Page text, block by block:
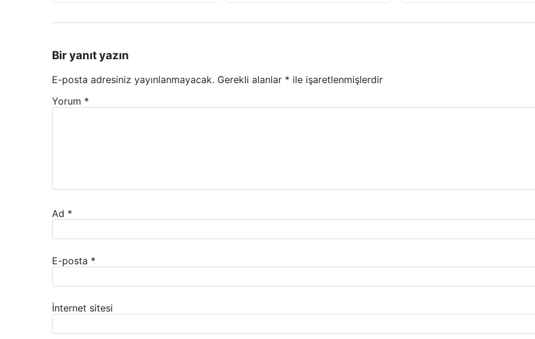
Bir yanıt yazın
E-posta adresiniz yayınlanmayacak. Gerekli alanlar * ile işaretlenmişlerdir
Yorum *
Ad *
E-posta *
İnternet sitesi